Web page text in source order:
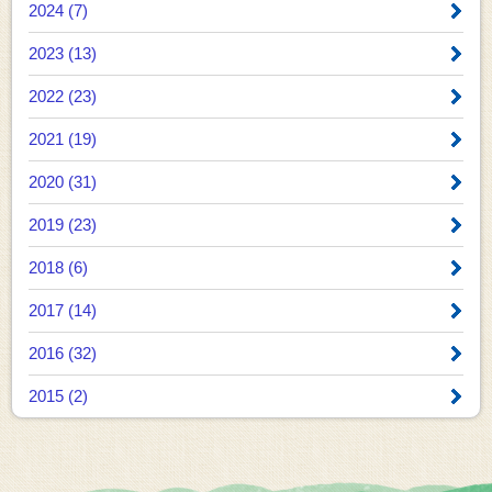
2024 (7)
2023 (13)
2022 (23)
2021 (19)
2020 (31)
2019 (23)
2018 (6)
2017 (14)
2016 (32)
2015 (2)